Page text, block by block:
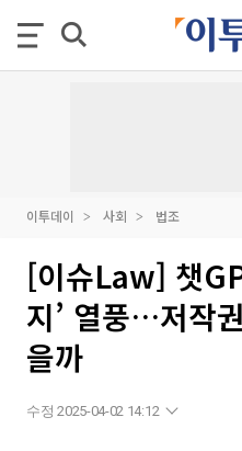
이투데이 사회 법조
[이슈Law] 챗
지’ 열풍…저작
을까
수정 2025-04-02 14:12